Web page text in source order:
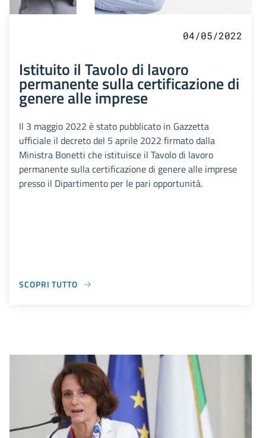
04/05/2022
Istituito il Tavolo di lavoro
permanente sulla certificazione di
genere alle imprese
Il 3 maggio 2022 è stato pubblicato in Gazzetta
ufficiale il decreto del 5 aprile 2022 firmato dalla
Ministra Bonetti che istituisce il Tavolo di lavoro
permanente sulla certificazione di genere alle imprese
presso il Dipartimento per le pari opportunità.
SCOPRI TUTTO